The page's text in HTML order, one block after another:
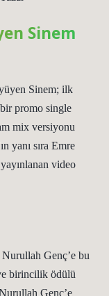
Sinem
Sinem; ilk
promo single
mix versiyonu
yanı sıra Emre
video
Genç’e bu
birincilik ödülü
Genç’e